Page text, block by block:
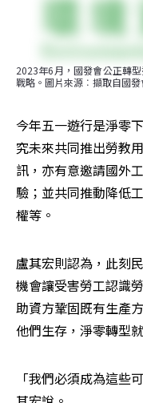
2023年6月，國發會公正轉
戰略。圖片來源︰擷取自國發
今年五一遊行是淨零
究未來共同推出勞教
訊，亦有意邀請國外
驗；並共同推動降低
權等。
盧其宏則認為，此刻
機會讓受害勞工認識
助資方鞏固既有生產
他們生存，淨零轉型
「我們必須成為這些